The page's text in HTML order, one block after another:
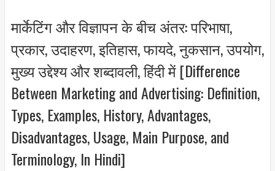
मार्केटिंग और विज्ञापन के बीच अंतर: परिभाषा,
प्रकार, उदाहरण, इतिहास, फायदे, नुकसान, उपयोग,
मुख्य उद्देश्य और शब्दावली, हिंदी में [Difference
Between Marketing and Advertising: Definition,
Types, Examples, History, Advantages,
Disadvantages, Usage, Main Purpose, and
Terminology, In Hindi]